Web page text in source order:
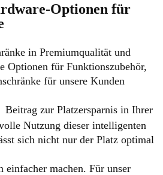
Optionen für
in Premiumqualität und
Optionen für Funktionszubehör,
für unsere Kunden
Beitrag zur Platzersparnis in Ihrer
Nutzung dieser intelligenten
sich nicht nur der Platz optimal
einfacher machen. Für unser